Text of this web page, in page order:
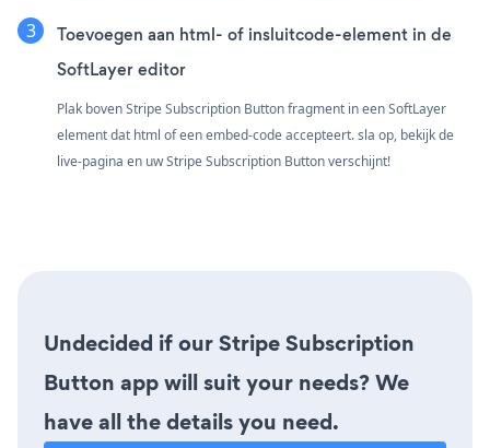
Toevoegen aan html- of insluitcode-element in de
SoftLayer editor
Plak boven Stripe Subscription Button fragment in een SoftLayer
element dat html of een embed-code accepteert. sla op, bekijk de
live-pagina en uw Stripe Subscription Button verschijnt!
Undecided if our Stripe Subscription
Button app will suit your needs? We
have all the details you need.